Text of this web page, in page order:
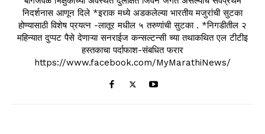
निदर्शनास आणून दिले *इराक मध्ये अडकलेल्या भारतीय मजुरांची सुटका
होण्यासाठी विशेष प्रयत्न -लातूर मधील ५ तरुणांची सुटका . *निगडीतील २
महिन्यात दुप्पट पैसे देणाऱ्या सनराईज कन्सल्टन्सी च्या तथाकथित एल टीटीइ
हस्तकाचा पर्दाफाश-संबधित फरार
https://www.facebook.com/MyMarathiNews/